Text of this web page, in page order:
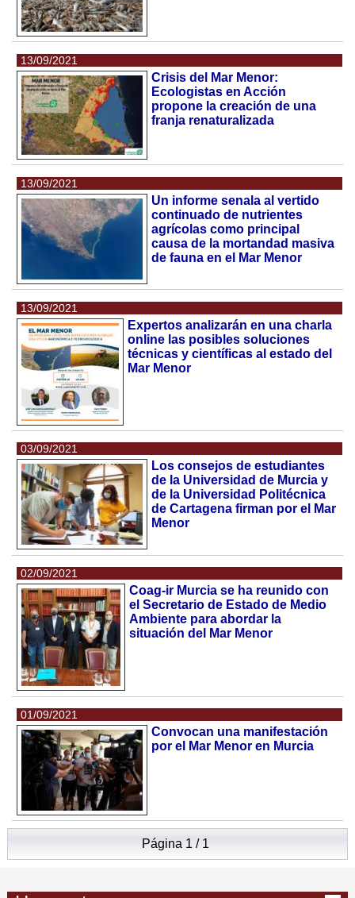
13/09/2021
Crisis del Mar Menor:
Ecologistas en Acción
propone la creación de una
franja renaturalizada
13/09/2021
Un informe senala al vertido
continuado de nutrientes
agrícolas como principal
causa de la mortandad masiva
de fauna en el Mar Menor
13/09/2021
Expertos analizarán en una charla
online las posibles soluciones
técnicas y científicas al estado del
Mar Menor
03/09/2021
Los consejos de estudiantes
de la Universidad de Murcia y
de la Universidad Politécnica
de Cartagena firman por el Mar
Menor
02/09/2021
Coag-ir Murcia se ha reunido con
el Secretario de Estado de Medio
Ambiente para abordar la
situación del Mar Menor
01/09/2021
Convocan una manifestación
por el Mar Menor en Murcia
Página 1 / 1